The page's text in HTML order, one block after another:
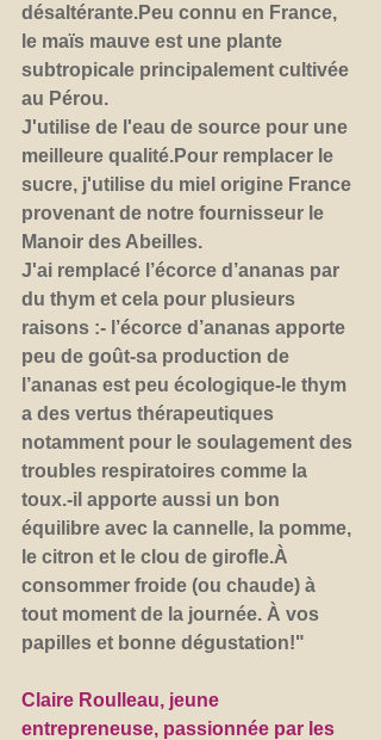
désaltérante.Peu connu en France,
le maïs mauve est une plante
subtropicale principalement cultivée
au Pérou.
J'utilise de l'eau de source pour une
meilleure qualité.Pour remplacer le
sucre, j'utilise du miel origine France
provenant de notre fournisseur le
Manoir des Abeilles.
J'ai remplacé l’écorce d’ananas par
du thym et cela pour plusieurs
raisons :- l’écorce d’ananas apporte
peu de goût-sa production de
l’ananas est peu écologique-le thym
a des vertus thérapeutiques
notamment pour le soulagement des
troubles respiratoires comme la
toux.-il apporte aussi un bon
équilibre avec la cannelle, la pomme,
le citron et le clou de girofle.À
consommer froide (ou chaude) à
tout moment de la journée. À vos
papilles et bonne dégustation!"
Claire Roulleau, jeune
entrepreneuse, passionnée par les